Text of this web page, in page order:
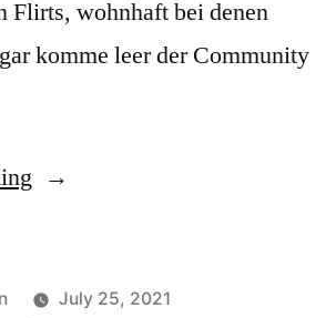
Flirts, wohnhaft bei denen
komme leer der Community
July 25, 2021